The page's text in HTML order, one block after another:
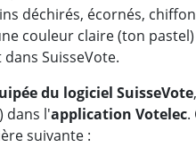
déchirés, écornés,
couleur claire (ton pastel)
SuisseVote.
du logiciel SuisseVote
dans l'application Votelec.
suivante :